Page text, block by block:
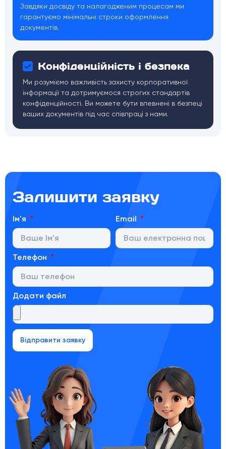
Завдяки досвіду та налагодженим процесам ми
гарантуємо мінімальні строки оформлення
документів.
Конфіденційність і безпека
Ми розуміємо важливість захисту корпоративної
інформації та дотримуємося строгих стандартів
конфіденційності. Ви можете бути впевнені в безпеці
ваших документів під час співпраці з нами.
Залишити заявку
Ім'я Email
Телефон
Додати файл
Відправити заявку